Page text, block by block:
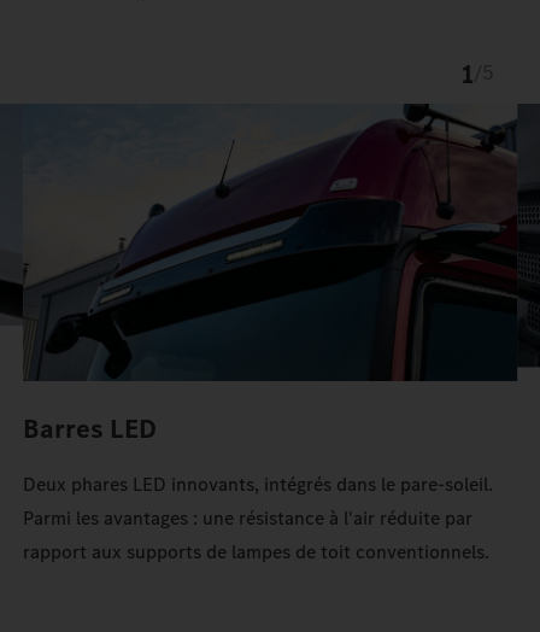
Une baguette chromée et des pastilles chromées confèrent à la
face avant ProCabin une optique exclusive.
Le TruckLocker sur mesure apporte davantage d'ordre et
d'espace de rangement dans l'Actros.
1
Barres LED
Deux phares LED innovants, intégrés dans le pare-soleil.
Parmi les avantages : une résistance à l'air réduite par
rapport aux supports de lampes de toit conventionnels.